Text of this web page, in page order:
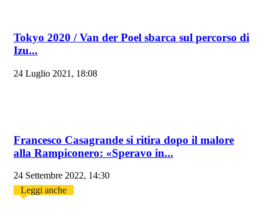
Tokyo 2020 / Van der Poel sbarca sul percorso di
Izu...
24 Luglio 2021, 18:08
Francesco Casagrande si ritira dopo il malore
alla Rampiconero: «Speravo in...
24 Settembre 2022, 14:30
Leggi anche